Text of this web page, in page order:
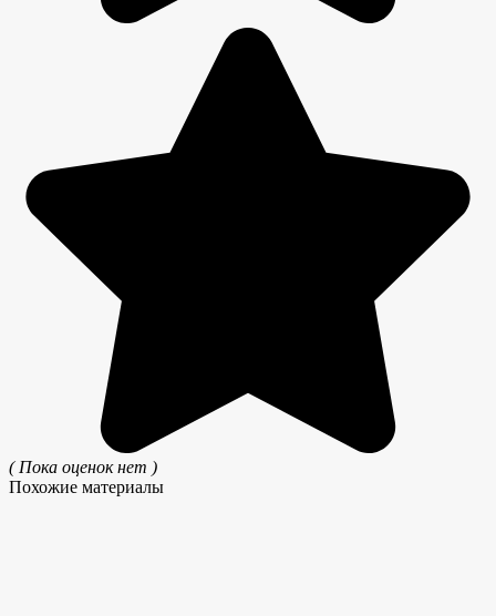
( Пока оценок нет )
Похожие материалы